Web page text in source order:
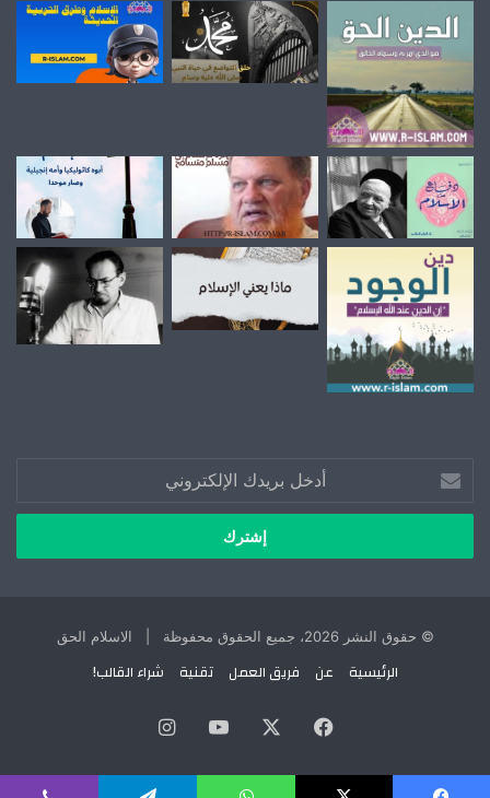
بريدك
الإلكتروني
© حقوق النشر 2026، جميع الحقوق محفوظة | الاسلام الحق
الرئيسية عن فريق العمل تقنية شراء القالب!
فيسبوك يوتيوب